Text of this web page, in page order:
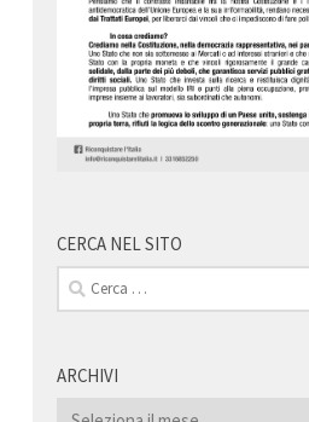
CERCA NEL SITO
Ricerca
per:
ARCHIVI
Archivi